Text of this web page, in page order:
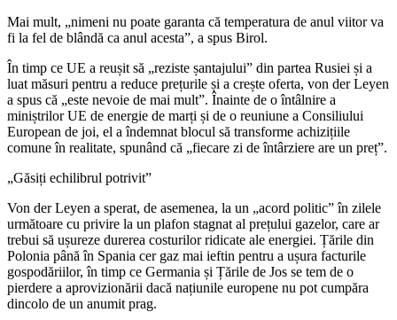
Mai mult, „nimeni nu poate garanta că temperatura de anul viitor va
fi la fel de blândă ca anul acesta”, a spus Birol.
În timp ce UE a reușit să „reziste șantajului” din partea Rusiei și a
luat măsuri pentru a reduce prețurile și a crește oferta, von der Leyen
a spus că „este nevoie de mai mult”. Înainte de o întâlnire a
miniștrilor UE de energie de marți și de o reuniune a Consiliului
European de joi, el a îndemnat blocul să transforme achizițiile
comune în realitate, spunând că „fiecare zi de întârziere are un preț”.
„Găsiți echilibrul potrivit”
Von der Leyen a sperat, de asemenea, la un „acord politic” în zilele
următoare cu privire la un plafon stagnat al prețului gazelor, care ar
trebui să ușureze durerea costurilor ridicate ale energiei. Țările din
Polonia până în Spania cer gaz mai ieftin pentru a ușura facturile
gospodăriilor, în timp ce Germania și Țările de Jos se tem de o
pierdere a aprovizionării dacă națiunile europene nu pot cumpăra
dincolo de un anumit prag.